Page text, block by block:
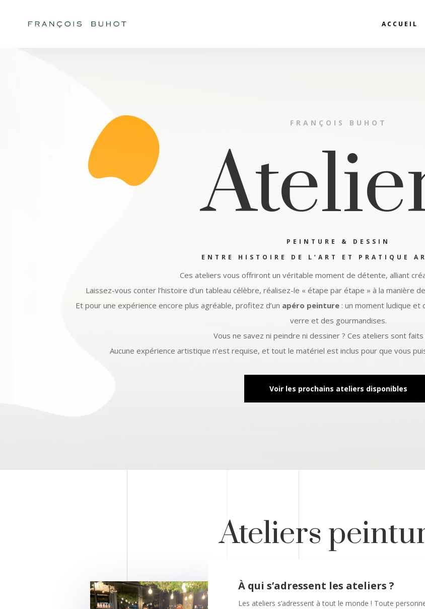
ACCUEIL
FRANÇOIS BUHOT
PEINTURE & DESSIN
ENTRE HISTOIRE DE L’ART ET PRATIQUE
Ces ateliers vous offriront un véritable moment de détente, alliant
Laissez-vous conter l’histoire d’un tableau célèbre, réalisez-le « étape par étape » à la
Et pour une expérience encore plus agréable, profitez d’un apéro peinture : un moment ludique et
verre et des gourmandises.
Vous ne savez ni peindre ni dessiner ? Ces ateliers sont
Aucune expérience artistique n’est requise, et tout le matériel est inclus pour que vous
Voir les prochains ateliers disponibles
Ateliers
À qui s’adressent les ateliers ?
Les ateliers s’adressent à tout le monde ! Toute